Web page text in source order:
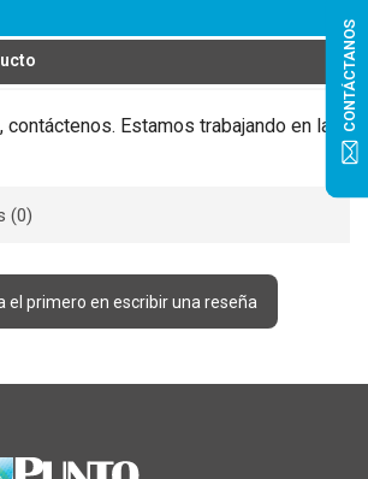
contáctenos. Estamos trabajando en la
(0)
el primero en escribir una reseña
CONTÁCTANOS